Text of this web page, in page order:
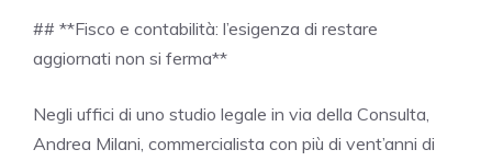
## **Fisco e contabilità: l’esigenza di restare
aggiornati non si ferma**
Negli uffici di uno studio legale in via della Consulta,
Andrea Milani, commercialista con più di vent’anni di